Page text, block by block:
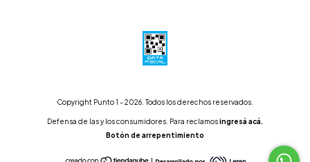
Copyright Punto 1 - 2026. Todos los derechos reservados.
Defensa de las y los consumidores. Para reclamosingresá acá.
Botón de arrepentimiento